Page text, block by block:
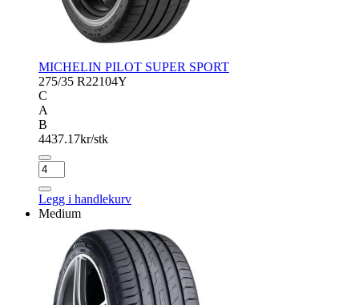
MICHELIN PILOT SUPER SPORT
275/35 R22104Y
C
A
B
4437.17kr/stk
MICHELIN
PILOT
SUPER
SPORT
Legg i handlekurv
Medium